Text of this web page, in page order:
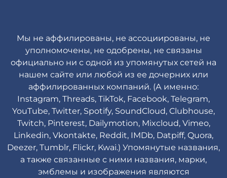
Мы не аффилированы, не ассоциированы, не
уполномочены, не одобрены, не связаны
официально ни с одной из упомянутых сетей на
нашем сайте или любой из ее дочерних или
аффилированных компаний. (А именно:
Instagram, Threads, TikTok, Facebook, Telegram,
YouTube, Twitter, Spotify, SoundCloud, Clubhouse,
Twitch, Pinterest, Dailymotion, Mixcloud, Vimeo,
Linkedin, Vkontakte, Reddit, IMDb, Datpiff, Quora,
Deezer, Tumblr, Flickr, Kwai.) Упомянутые названия,
а также связанные с ними названия, марки,
эмблемы и изображения являются